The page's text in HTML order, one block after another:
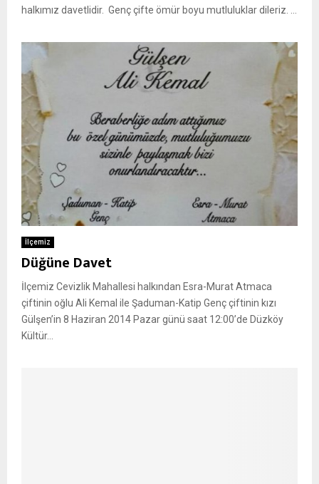
halkımız davetlidir. Genç çifte ömür boyu mutluluklar dileriz. ...
İlçemiz
Düğüne Davet
İlçemiz Cevizlik Mahallesi halkından Esra-Murat Atmaca
çiftinin oğlu Ali Kemal ile Şaduman-Katip Genç çiftinin kızı
Gülşen’in 8 Haziran 2014 Pazar günü saat 12:00’de Düzköy
Kültür...